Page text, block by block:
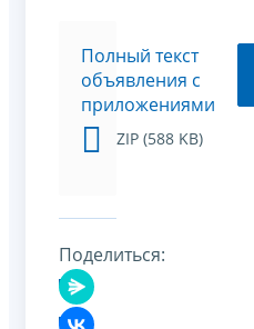
Полный текст
объявления с
приложениями
ZIP (588 KB)
Поделиться: